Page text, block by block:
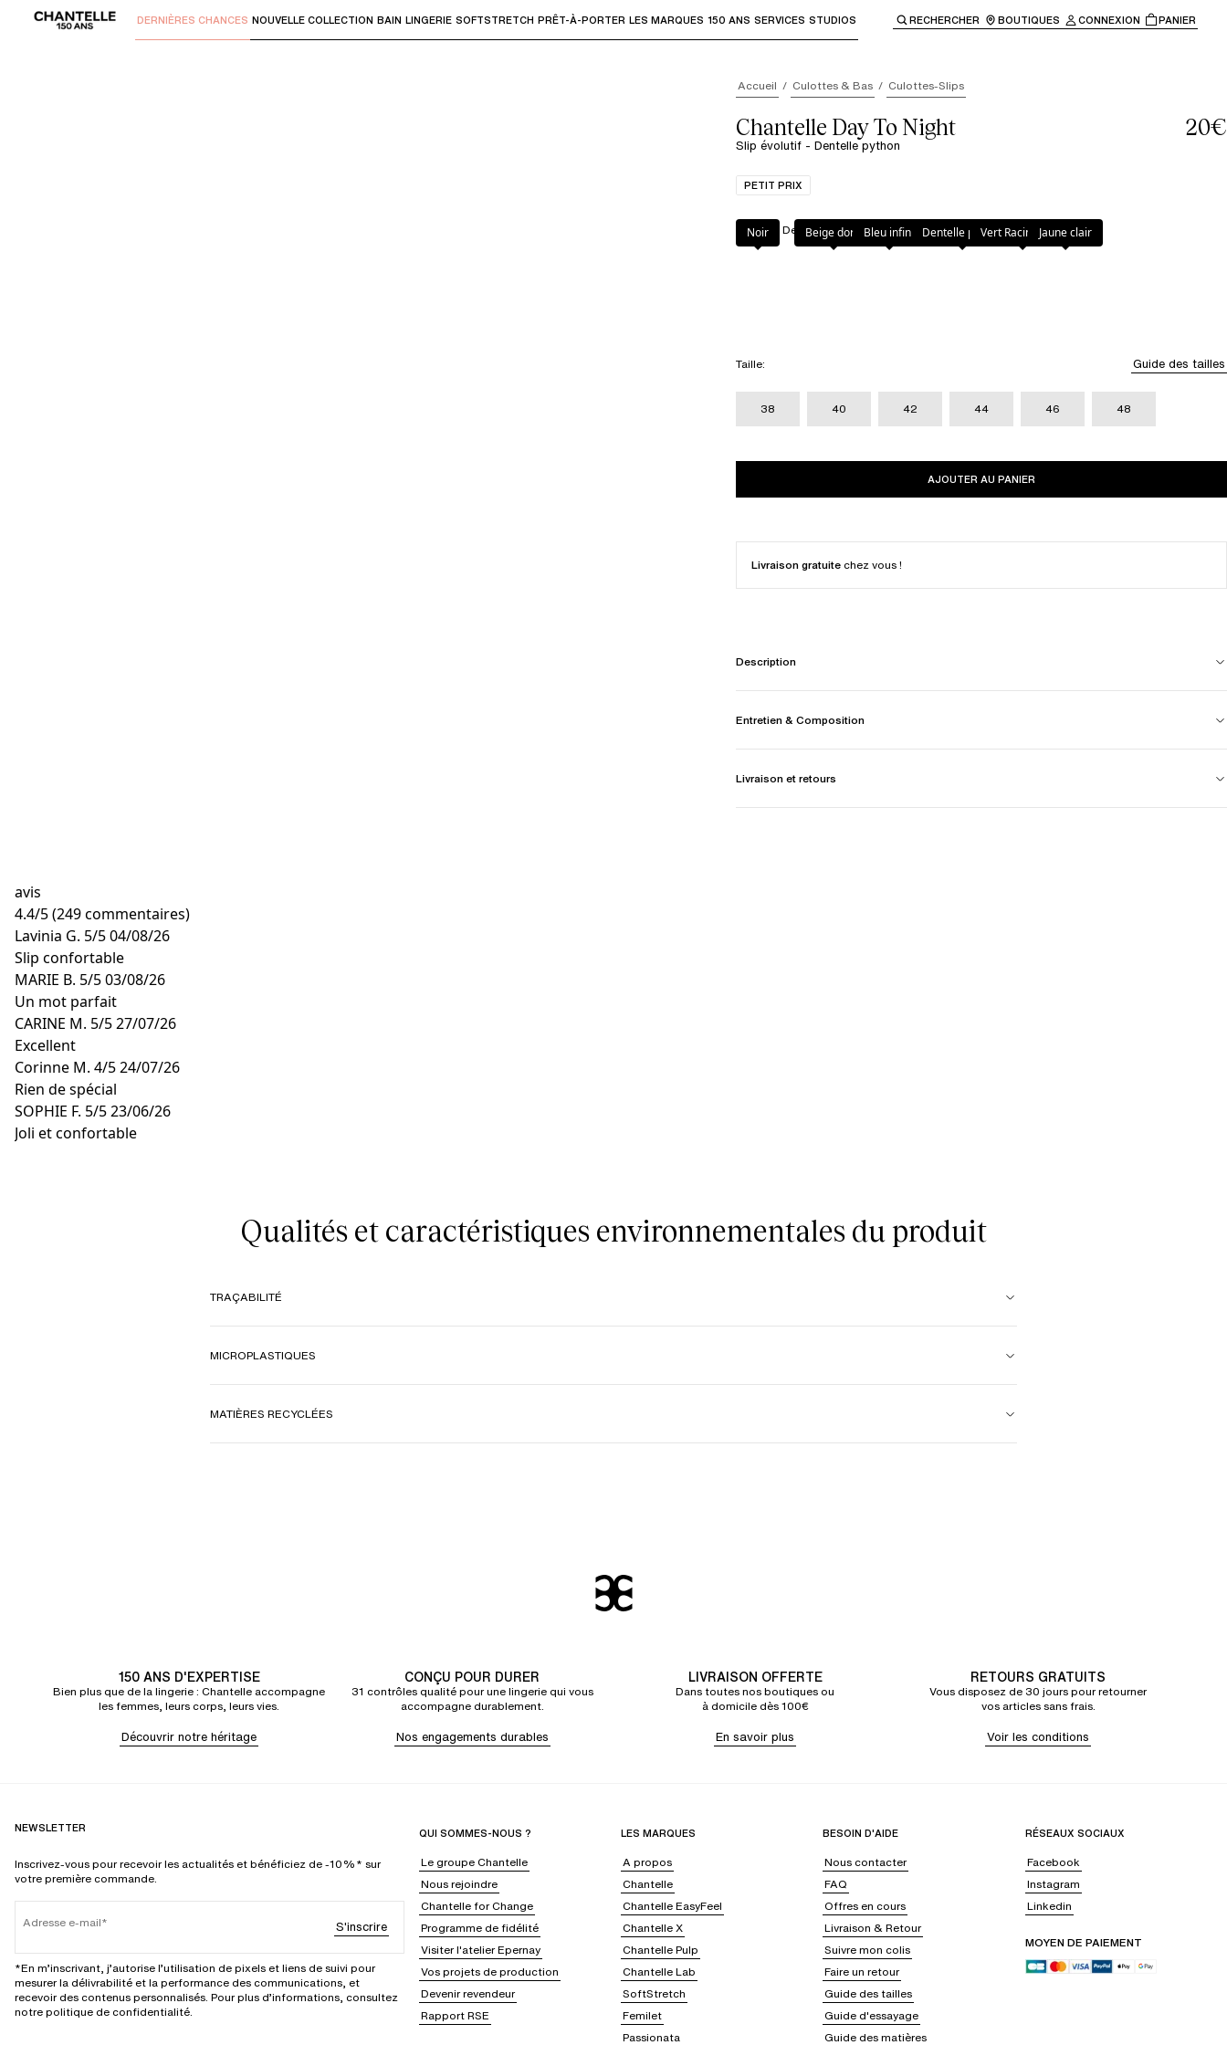
Utilisez "Flèche bas" ou "Entrer" pour accéder aux sous-menus et "Flèche haut" ou "Échap" pour revenir à la navigation principale.
DERNIÈRES CHANCES NOUVELLE COLLECTION BAIN LINGERIE SOFTSTRETCH PRÊT-À-PORTER LES MARQUES 150 ANS SERVICES STUDIOS RECHERCHER BOUTIQUES CONNEXION PANIER
Accueil Culottes & Bas Culottes-Slips
Chantelle Day To Night
Slip évolutif - Dentelle python
20€
PETIT PRIX
Couleur Dentelle python
Noir Beige doré Bleu infini Dentelle pythonVert Racing ClubJaune clair
Taille: Guide des tailles
38 40 42 44 46 48
AJOUTER AU PANIER
Livraison gratuite chez vous !
Description
Entretien & Composition
Livraison et retours
avis
4.4/5(249 commentaires)
Lavinia G. 5/504/08/26
Slip confortable
MARIE B. 5/503/08/26
Un mot parfait
CARINE M. 5/527/07/26
Excellent
Corinne M. 4/524/07/26
Rien de spécial
SOPHIE F. 5/523/06/26
Joli et confortable
Qualités et caractéristiques environnementales du produit
TRAÇABILITÉ
MICROPLASTIQUES
MATIÈRES RECYCLÉES
150 ANS D'EXPERTISE
Bien plus que de la lingerie : Chantelle accompagne
les femmes, leurs corps, leurs vies.
Découvrir notre héritage
CONÇU POUR DURER
31 contrôles qualité pour une lingerie qui vous
accompagne durablement.
Nos engagements durables
LIVRAISON OFFERTE
Dans toutes nos boutiques ou
à domicile dès 100€
En savoir plus
RETOURS GRATUITS
Vous disposez de 30 jours pour retourner
vos articles sans frais.
Voir les conditions
NEWSLETTER
Inscrivez-vous pour recevoir les actualités et bénéficiez de -10%* sur
votre première commande.
Adresse e-mail S'inscrire
*En m’inscrivant, j’autorise l’utilisation de pixels et liens de suivi pour
mesurer la délivrabilité et la performance des communications, et
recevoir des contenus personnalisés. Pour plus d’informations, consultez
notre politique de confidentialité.
QUI SOMMES-NOUS ?
Le groupe Chantelle
Nous rejoindre
Chantelle for Change
Programme de fidélité
Visiter l'atelier Epernay
Vos projets de production
Devenir revendeur
Rapport RSE
LES MARQUES
A propos
Chantelle
Chantelle EasyFeel
Chantelle X
Chantelle Pulp
Chantelle Lab
SoftStretch
Femilet
Passionata
BESOIN D'AIDE
Nous contacter
FAQ
Offres en cours
Livraison & Retour
Suivre mon colis
Faire un retour
Guide des tailles
Guide d'essayage
Guide des matières
RÉSEAUX SOCIAUX
Facebook
Instagram
Linkedin
MOYEN DE PAIEMENT